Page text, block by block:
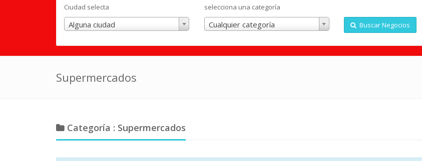
Ciudad selecta
Alguna ciudad
selecciona una categoría
Cualquier categoría Buscar Negocios
Supermercados
Categoría : Supermercados